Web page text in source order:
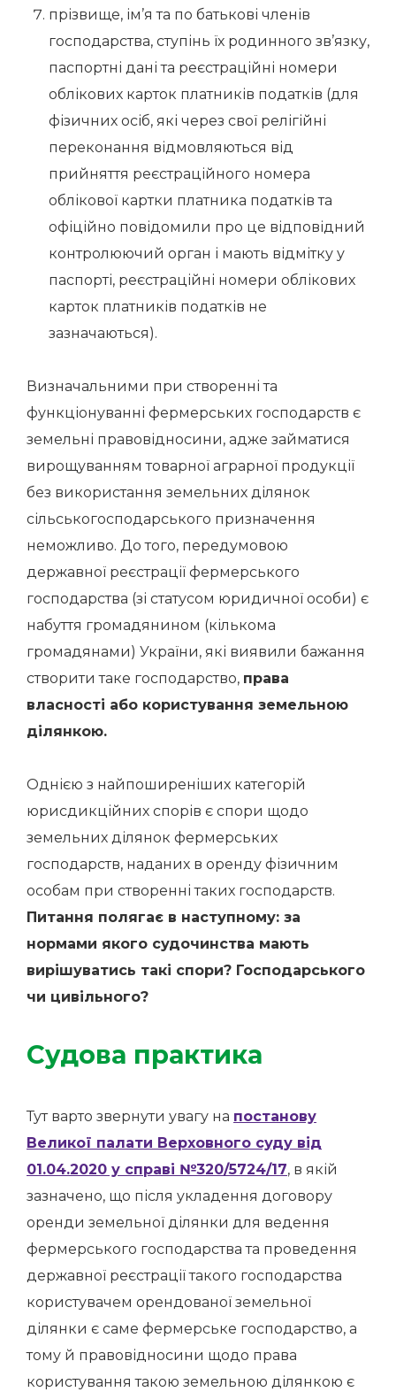
прізвище, ім’я та по батькові членів
господарства, ступінь їх родинного зв’язку,
паспортні дані та реєстраційні номери
облікових карток платників податків (для
фізичних осіб, які через свої релігійні
переконання відмовляються від
прийняття реєстраційного номера
облікової картки платника податків та
офіційно повідомили про це відповідний
контролюючий орган і мають відмітку у
паспорті, реєстраційні номери облікових
карток платників податків не
зазначаються).
Визначальними при створенні та
функціонуванні фермерських господарств є
земельні правовідносини, адже займатися
вирощуванням товарної аграрної продукції
без використання земельних ділянок
сільськогосподарського призначення
неможливо. До того, передумовою
державної реєстрації фермерського
господарства (зі статусом юридичної особи) є
набуття громадянином (кількома
громадянами) України, які виявили бажання
створити таке господарство, права
власності або користування земельною
ділянкою.
Однією з найпоширеніших категорій
юрисдикційних спорів є спори щодо
земельних ділянок фермерських
господарств, наданих в оренду фізичним
особам при створенні таких господарств.
Питання полягає в наступному: за
нормами якого судочинства мають
вирішуватись такі спори? Господарського
чи цивільного?
Судова практика
Тут варто звернути увагу на постанову
Великої палати Верховного суду від
01.04.2020 у справі №320/5724/17, в якій
зазначено, що після укладення договору
оренди земельної ділянки для ведення
фермерського господарства та проведення
державної реєстрації такого господарства
користувачем орендованої земельної
ділянки є саме фермерське господарство, а
тому й правовідносини щодо права
користування такою земельною ділянкою є